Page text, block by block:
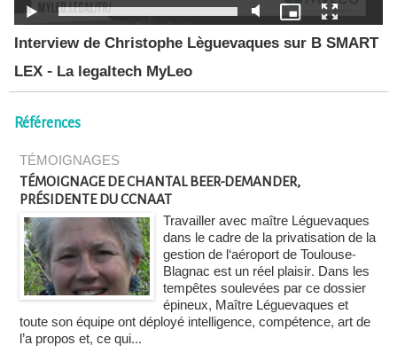
Interview de Christophe Lèguevaques sur B SMART
LEX - La legaltech MyLeo
Références
TÉMOIGNAGES
TÉMOIGNAGE DE CHANTAL BEER-DEMANDER,
PRÉSIDENTE DU CCNAAT
Travailler avec maître Léguevaques
dans le cadre de la privatisation de la
gestion de l‘aéroport de Toulouse-
Blagnac est un réel plaisir. Dans les
tempêtes soulevées par ce dossier
épineux, Maître Léguevaques et
toute son équipe ont déployé intelligence, compétence, art de
l’a propos et, ce qui...